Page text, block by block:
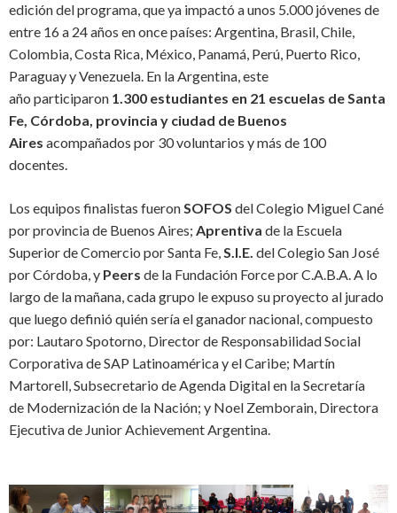
edición del programa, que ya impactó a unos 5.000 jóvenes de
entre 16 a 24 años en once países: Argentina, Brasil, Chile,
Colombia, Costa Rica, México, Panamá, Perú, Puerto Rico,
Paraguay y Venezuela. En la Argentina, este
año participaron 1.300 estudiantes en 21 escuelas de Santa
Fe, Córdoba, provincia y ciudad de Buenos
Aires acompañados por 30 voluntarios y más de 100
docentes.
Los equipos finalistas fueronSOFOS del Colegio Miguel Cané
por provincia de Buenos Aires; Aprentiva de la Escuela
Superior de Comercio por Santa Fe,S.I.E. del Colegio San José
por Córdoba, y Peers de la Fundación Forcepor C.A.B.A. A lo
largo de la mañana, cada grupo le expuso su proyecto al jurado
que luego definió quién sería el ganador nacional, compuesto
por: Lautaro Spotorno, Director de Responsabilidad Social
Corporativa de SAP Latinoamérica y el Caribe; Martín
Martorell, Subsecretario de Agenda Digital en la Secretaría
de Modernización de la Nación; y Noel Zemborain, Directora
Ejecutiva de Junior Achievement Argentina.